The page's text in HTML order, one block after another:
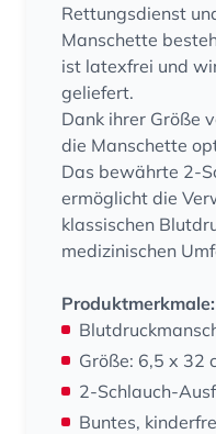
Rettungsdienst
Manschette
ist latexfrei und
geliefert.
Dank ihrer Größe
die Manschette
Das bewährte 2-
ermöglicht die
klassischen
medizinischen
Produktmerkmale:
Größe: 6,5 x 32
2-Schlauch-
Buntes,